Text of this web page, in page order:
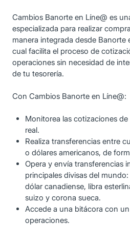
Cambios Banorte en Líne@ es
especializada para realizar
manera integrada desde Banorte
cual facilita el proceso de
operaciones sin necesidad de
de tu tesorería.
Con Cambios Banorte en Líne@:
Monitorea las cotizaciones
real.
Realiza transferencias entre
o dólares americanos, de
Opera y envía transferencias
principales divisas del
dólar canadiense, libra
suizo y corona sueca.
Accede a una bitácora con
operaciones.